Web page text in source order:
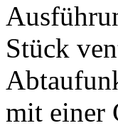
Stück
mit einer